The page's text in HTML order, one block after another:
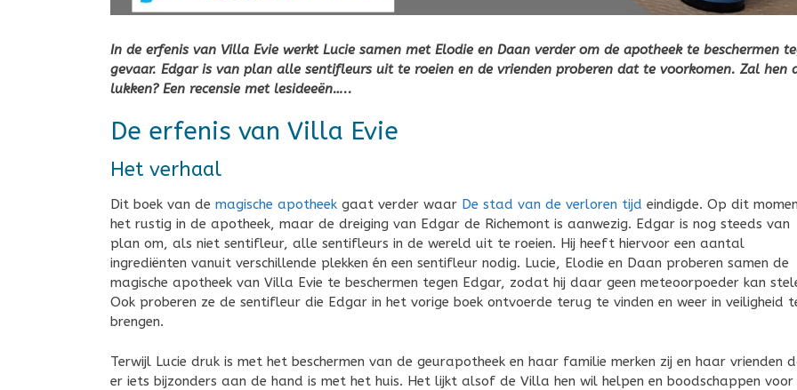
In de erfenis van Villa Evie werkt Lucie samen met Elodie en Daan verder om de apotheek te beschermen
gevaar. Edgar is van plan alle sentifleurs uit te roeien en de vrienden proberen dat te voorkomen. Zal hen
lukken? Een recensie met lesideeën…..
De erfenis van Villa Evie
Het verhaal
Dit boek van de magische apotheek gaat verder waar De stad van de verloren tijd eindigde. Op dit
het rustig in de apotheek, maar de dreiging van Edgar de Richemont is aanwezig. Edgar is nog steeds van
plan om, als niet sentifleur, alle sentifleurs in de wereld uit te roeien. Hij heeft hiervoor een aantal
ingrediënten vanuit verschillende plekken én een sentifleur nodig. Lucie, Elodie en Daan proberen samen de
magische apotheek van Villa Evie te beschermen tegen Edgar, zodat hij daar geen meteoorpoeder kan
Ook proberen ze de sentifleur die Edgar in het vorige boek ontvoerde terug te vinden en weer in veiligheid
brengen.
Terwijl Lucie druk is met het beschermen van de geurapotheek en haar familie merken zij en haar vrienden
er iets bijzonders aan de hand is met het huis. Het lijkt alsof de Villa hen wil helpen en boodschappen voor